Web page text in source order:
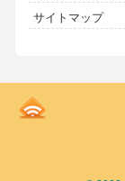
サイトマップ
Kodoen